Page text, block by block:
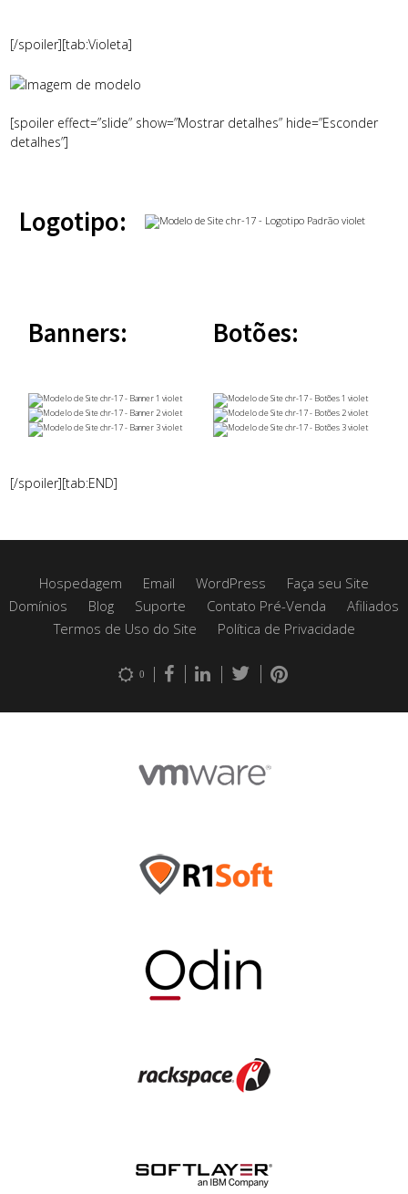
[/spoiler][tab:Violeta]
[spoiler effect=”slide” show=”Mostrar detalhes” hide=”Esconder
detalhes”]
Logotipo:
Banners: Botões:
[/spoiler][tab:END]
Hospedagem Email WordPress
Faça seu Site
Domínios
Blog Suporte Contato Pré-Venda
Afiliados
Termos de Uso do Site
Política de Privacidade
0